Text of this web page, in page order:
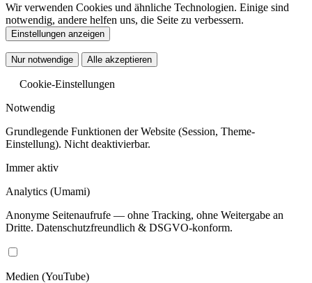
Wir verwenden Cookies und ähnliche Technologien. Einige sind
notwendig, andere helfen uns, die Seite zu verbessern.
Einstellungen anzeigen
Nur notwendige Alle akzeptieren
Cookie-Einstellungen
Notwendig
Grundlegende Funktionen der Website (Session, Theme-
Einstellung). Nicht deaktivierbar.
Immer aktiv
Analytics (Umami)
Anonyme Seitenaufrufe — ohne Tracking, ohne Weitergabe an
Dritte. Datenschutzfreundlich & DSGVO-konform.
Medien (YouTube)